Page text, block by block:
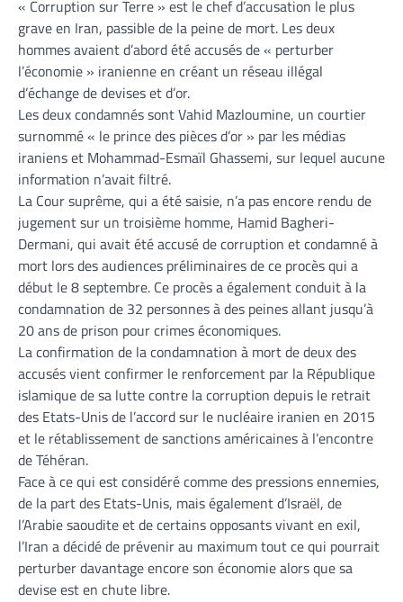
« Corruption sur Terre » est le chef d’accusation le plus
grave en Iran, passible de la peine de mort. Les deux
hommes avaient d’abord été accusés de « perturber
l’économie » iranienne en créant un réseau illégal
d’échange de devises et d’or.
Les deux condamnés sont Vahid Mazloumine, un courtier
surnommé « le prince des pièces d’or » par les médias
iraniens et Mohammad-Esmaïl Ghassemi, sur lequel aucune
information n’avait filtré.
La Cour suprême, qui a été saisie, n’a pas encore rendu de
jugement sur un troisième homme, Hamid Bagheri-
Dermani, qui avait été accusé de corruption et condamné à
mort lors des audiences préliminaires de ce procès qui a
début le 8 septembre. Ce procès a également conduit à la
condamnation de 32 personnes à des peines allant jusqu’à
20 ans de prison pour crimes économiques.
La confirmation de la condamnation à mort de deux des
accusés vient confirmer le renforcement par la République
islamique de sa lutte contre la corruption depuis le retrait
des Etats-Unis de l’accord sur le nucléaire iranien en 2015
et le rétablissement de sanctions américaines à l’encontre
de Téhéran.
Face à ce qui est considéré comme des pressions ennemies,
de la part des Etats-Unis, mais également d’Israël, de
l’Arabie saoudite et de certains opposants vivant en exil,
l’Iran a décidé de prévenir au maximum tout ce qui pourrait
perturber davantage encore son économie alors que sa
devise est en chute libre.